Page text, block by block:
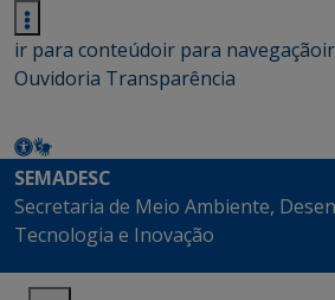
ir para conteúdoir para navegação
Ouvidoria Transparência
SEMADESC
Secretaria de Meio Ambiente,
Tecnologia e Inovação